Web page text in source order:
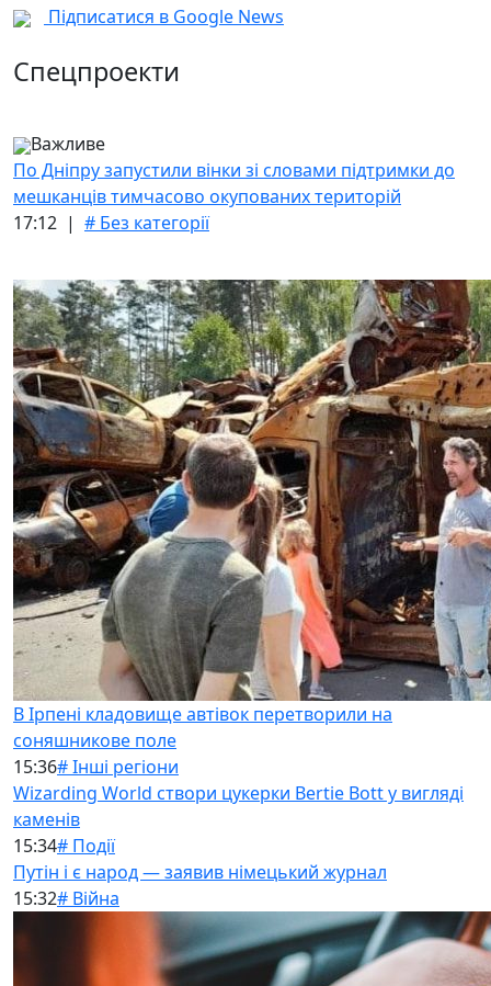
Підписатися в Google News
Спецпроекти
Важливе
По Дніпру запустили вінки зі словами підтримки до
мешканців тимчасово окупованих територій
17:12 | # Без категорії
В Ірпені кладовище автівок перетворили на
соняшникове поле
15:36# Інші регіони
Wizarding World створи цукерки Bertie Bott у вигляді
каменів
15:34# Події
Путін і є народ — заявив німецький журнал
15:32# Війна